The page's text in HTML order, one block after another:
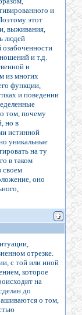
и
этот
выживания,
людей
и т.д.
и
из многих
функции,
и поведении
том, почему
но в
истинной
уникальные
на ту
в таком
своем
оно
отрезке.
с той или иной
которое
на
до
о том,